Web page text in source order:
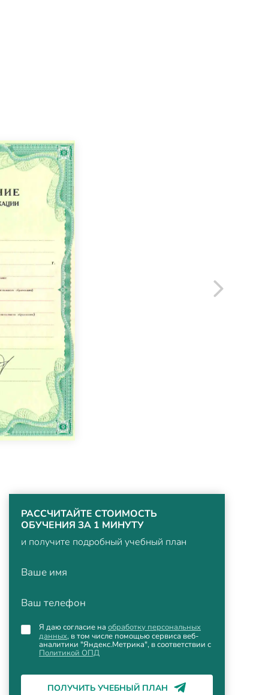
РАССЧИТАЙТЕ СТОИМОСТЬ
ОБУЧЕНИЯ ЗА 1 МИНУТУ
и получите подробный учебный план
Ваше имя
Ваш телефон
Я даю согласие на обработку персональных
данных, в том числе помощью сервиса веб-
аналитики "Яндекс.Метрика", в соответствии с
Политикой ОПД
ПОЛУЧИТЬ УЧЕБНЫЙ ПЛАН